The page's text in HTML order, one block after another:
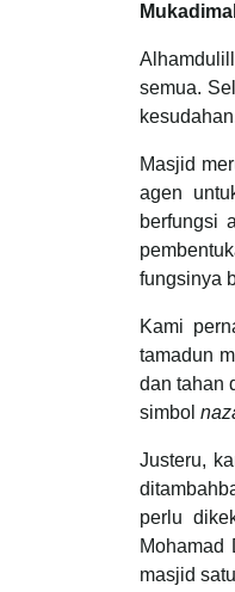
semua.
Masjid
agen
berfungsi
fungsinya
Kami
tamadun
dan tahan
simbol
Justeru,
perlu
Mohamad
masjid